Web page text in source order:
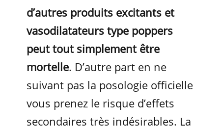
d’autres produits excitants et
vasodilatateurs type poppers
peut tout simplement être
mortelle. D’autre part en ne
suivant pas la posologie officielle
vous prenez le risque d’effets
secondaires très indésirables. La